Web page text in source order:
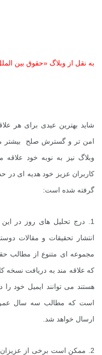
به نقل از وبلاگ «حقوق بین
شاید بهترین عیدی برای هر
امن تر و گسترش صلح بیشتر
وبلاگ نیز به نوبه خود
کاربران عزیز خود هدیه ای در
گرفته شده است:
1. درج تحلیل های روز در
انتشار تحقیقات و مقالات
مجموعه ای متنوع از مطالب
که علاقه مند به دریافت
هستند می توانند ایمیل خود
است که مطالب سه سال عمر
ارسال خواهد شد.
2. ممکن است برخی از